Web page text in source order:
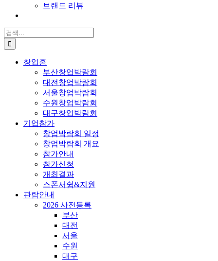
브랜드 리뷰
검
색:
창업홈
부산창업박람회
대전창업박람회
서울창업박람회
수원창업박람회
대구창업박람회
기업참가
창업박람회 일정
창업박람회 개요
참가안내
참가신청
개최결과
스폰서쉽&지원
관람안내
2026 사전등록
부산
대전
서울
수원
대구